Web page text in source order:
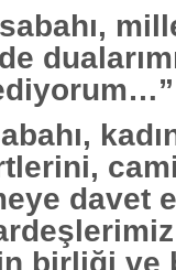
davet
birliği ve